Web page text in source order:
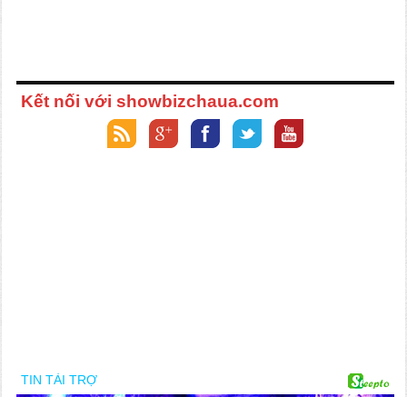
Kết nối với showbizchaua.com